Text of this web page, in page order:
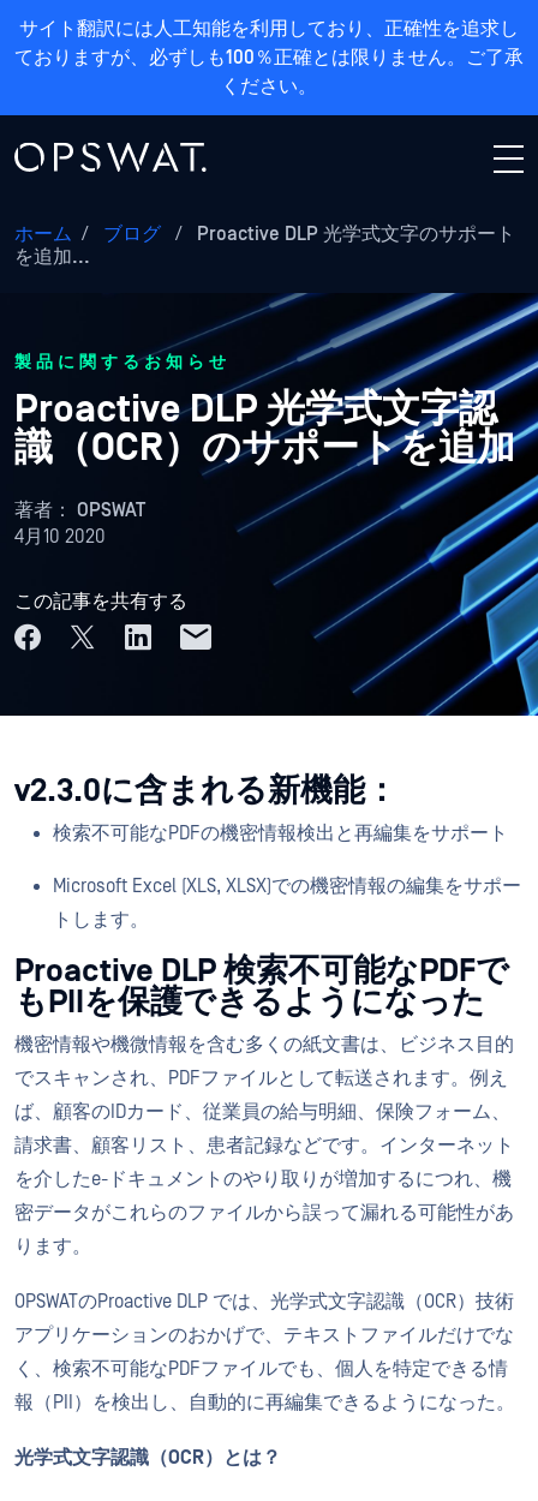
サイト翻訳には人工知能を利用しており、正確性を追求し
ておりますが、必ずしも100％正確とは限りません。ご了承
ください。
ホーム / ブログ /
Proactive DLP 光学式文字のサポート
を追加...
製品に関するお知らせ
Proactive DLP 光学式文字認
識（OCR）のサポートを追加
著者： OPSWAT
4月10 2020
この記事を共有する
v2.3.0に含まれる新機能：
検索不可能なPDFの機密情報検出と再編集をサポート
Microsoft Excel (XLS, XLSX)での機密情報の編集をサポー
トします。
Proactive DLP 検索不可能なPDFで
もPIIを保護できるようになった
機密情報や機微情報を含む多くの紙文書は、ビジネス目的
でスキャンされ、PDFファイルとして転送されます。例え
ば、顧客のIDカード、従業員の給与明細、保険フォーム、
請求書、顧客リスト、患者記録などです。インターネット
を介したe-ドキュメントのやり取りが増加するにつれ、機
密データがこれらのファイルから誤って漏れる可能性があ
ります。
OPSWATのProactive DLP では、光学式文字認識（OCR）技術
アプリケーションのおかげで、テキストファイルだけでな
く、検索不可能なPDFファイルでも、個人を特定できる情
報（PII）を検出し、自動的に再編集できるようになった。
光学式文字認識（OCR）とは？